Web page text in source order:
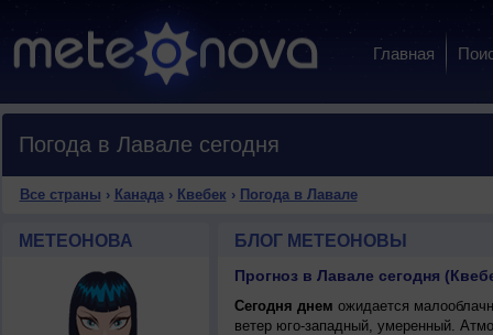
Главная
Погода в Лавале сегодня
Все страны › Канада› Квебек › Погода в Лавале
МЕТЕОНОВА БЛОГ МЕТЕОНОВЫ
Прогноз в Лавале сегодня
Сегодня днем ожидается
ветер юго-западный, умеренный.